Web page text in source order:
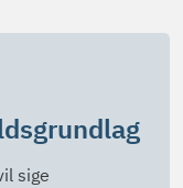
sige